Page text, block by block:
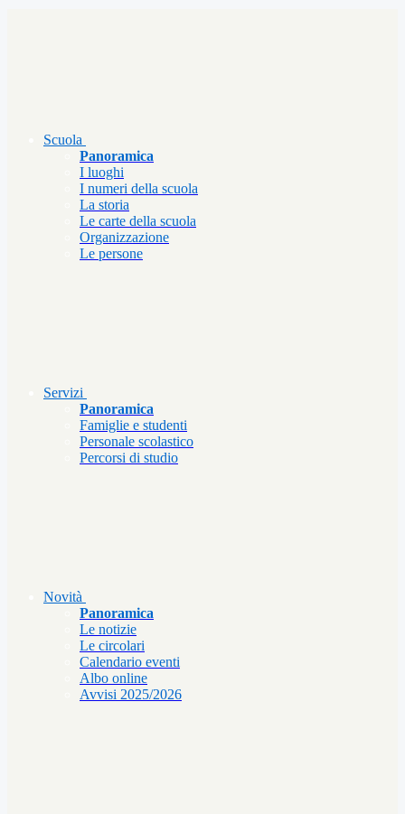
Scuola
Panoramica
I luoghi
I numeri della scuola
La storia
Le carte della scuola
Organizzazione
Le persone
Servizi
Panoramica
Famiglie e studenti
Personale scolastico
Percorsi di studio
Novità
Panoramica
Le notizie
Le circolari
Calendario eventi
Albo online
Avvisi 2025/2026